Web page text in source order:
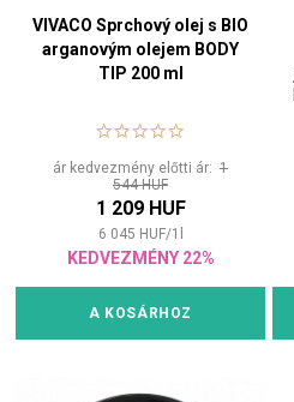
VIVACO Sprchový olej s BIO
arganovým olejem BODY
TIP 200 ml
ár kedvezmény előtti ár: 1
544 HUF
1 209 HUF
6 045 HUF/1
KEDVEZMÉNY 22%
A KOSÁRHOZ